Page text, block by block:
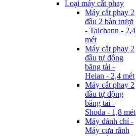
Loại máy cắt phay
Máy cắt phay 2
đầu 2 bàn trượt
- Taichann - 2,4
mét
Máy cắt phay 2
đầu tự động
băng tải -
Heian - 2,4 mét
Máy cắt phay 2
đầu tự động
băng tải -
Shoda - 1,8 mét
Máy đánh chỉ -
Máy cưa rãnh